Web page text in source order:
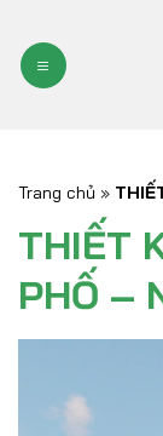
qua
nội
Trang chủ »
THIẾT
PHỐ –